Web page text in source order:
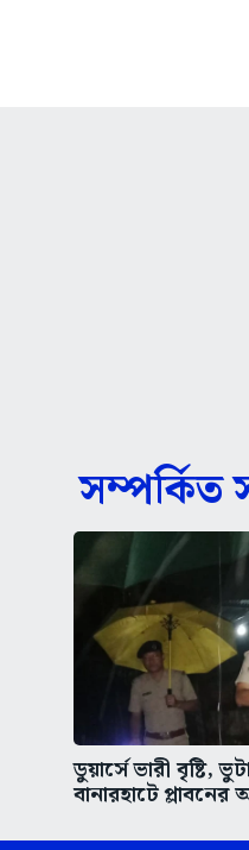
সম্পর্কিত
ডুয়ার্সে ভারী বৃষ্টি,
বানারহাটে প্লাবনের